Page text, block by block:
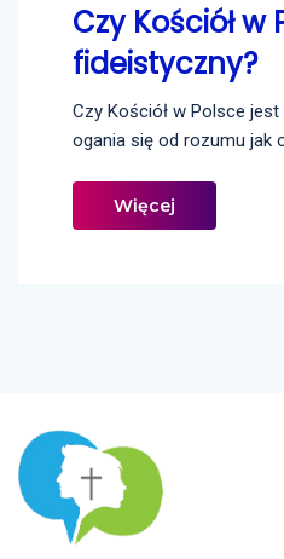
Czy Kościół w
fideistyczny?
Czy Kościół w Polsce
ogania się od rozumu jak
Więcej